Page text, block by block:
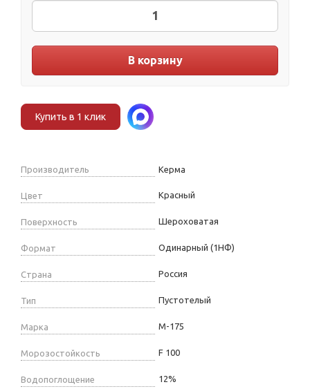
В корзину
Купить в 1 клик
Производитель Керма
Цвет Красный
Поверхность Шероховатая
Формат Одинарный (1НФ)
Страна Россия
Тип Пустотелый
Марка М-175
Морозостойкость F 100
Водопоглощение 12%